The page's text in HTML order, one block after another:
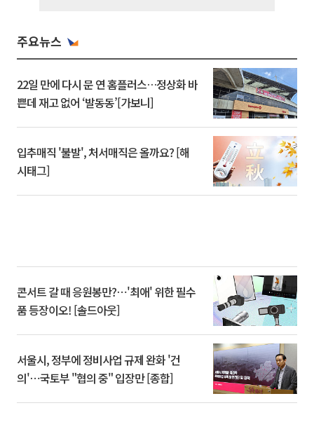
주요뉴스
22일 만에 다시 문 연 홈플러스…정상화 바
쁜데 재고 없어 ‘발동동’[가보니]
입추매직 '불발', 처서매직은 올까요? [해
시태그]
콘서트 갈 때 응원봉만?⋯'최애' 위한 필수
품 등장이오! [솔드아웃]
서울시, 정부에 정비사업 규제 완화 '건
의'⋯국토부 "협의 중" 입장만 [종합]